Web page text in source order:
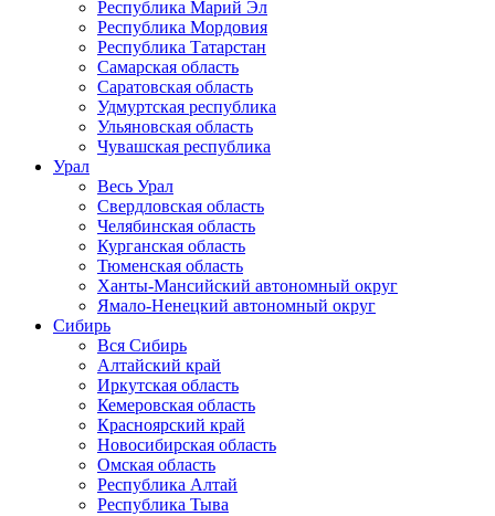
Республика Марий Эл
Республика Мордовия
Республика Татарстан
Самарская область
Саратовская область
Удмуртская республика
Ульяновская область
Чувашская республика
Урал
Весь Урал
Свердловская область
Челябинская область
Курганская область
Тюменская область
Ханты-Мансийский автономный округ
Ямало-Ненецкий автономный округ
Сибирь
Вся Сибирь
Алтайский край
Иркутская область
Кемеровская область
Красноярский край
Новосибирская область
Омская область
Республика Алтай
Республика Тыва